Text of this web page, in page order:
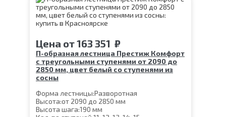
Срок гарантии (на металлокаркас):25 лет
Цена от163 351 ₽
П-образная лестница Престиж Комфорт
с треугольными ступенями от 2090 до
2850 мм, цвет белый со ступенями из
сосны
Форма лестницы:Разворотная
Высота:от 2090 до 2850 мм
Высота шага:190 мм